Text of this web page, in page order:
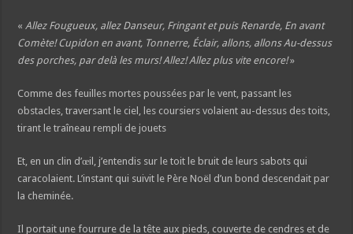
«Allez Fougueux, allez Danseur, Fringant et puis Renarde, En avant
Comète! Cupidon en avant, Tonnerre, Éclair, allons, allons Au-dessus
des porches, par delà les murs! Allez! Allez plus vite encore!»
Comme des feuilles mortes poussées par le vent, passant les
obstacles, traversant le ciel, les coursiers volaient au-dessus des toits,
tirant le traîneau rempli de jouets
Et, en un clin d’œil, j’entendis sur le toit le bruit de leurs sabots qui
caracolaient. L’instant qui suivit le Père Noël d’un bond descendait par
la cheminée.
Il portait une fourrure de la tête aux pieds, couverte de cendres et de